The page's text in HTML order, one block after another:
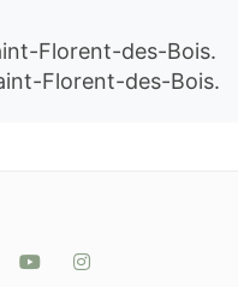
Florent-des-Bois.
Florent-des-Bois.